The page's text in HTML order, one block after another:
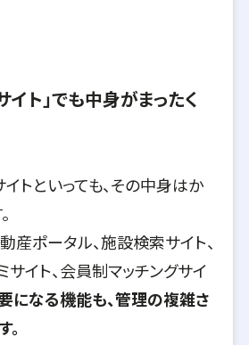
イト」でも中身がまったく
トといっても、その中身はか
産ポータル、施設検索サイト、
サイト、会員制マッチングサイ
になる機能も、管理の複雑さ
。